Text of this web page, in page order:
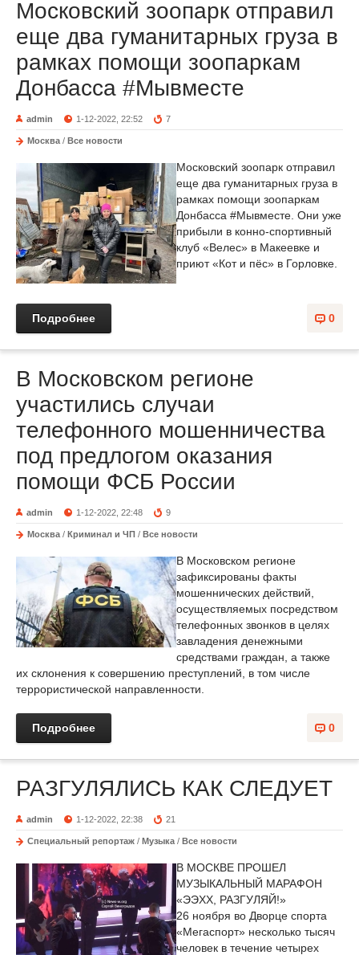
Московский зоопарк отправил
еще два гуманитарных груза в
рамках помощи зоопаркам
Донбасса #Мывместе
admin 1-12-2022, 22:52 7
Москва / Все новости
Московский зоопарк отправил
еще два гуманитарных груза в
рамках помощи зоопаркам
Донбасса #Мывместе. Они уже
прибыли в конно-спортивный
клуб «Велес» в Макеевке и
приют «Кот и пёс» в Горловке.
0
Подробнее
В Московском регионе
участились случаи
телефонного мошенничества
под предлогом оказания
помощи ФСБ России
admin 1-12-2022, 22:48 9
Москва / Криминал и ЧП / Все новости
В Московском регионе
зафиксированы факты
мошеннических действий,
осуществляемых посредством
телефонных звонков в целях
завладения денежными
средствами граждан, а также
их склонения к совершению преступлений, в том числе
террористической направленности.
0
Подробнее
РАЗГУЛЯЛИСЬ КАК СЛЕДУЕТ
admin 1-12-2022, 22:38 21
Специальный репортаж / Музыка / Все новости
В МОСКВЕ ПРОШЕЛ
МУЗЫКАЛЬНЫЙ МАРАФОН
«ЭЭХХ, РАЗГУЛЯЙ!»
26 ноября во Дворце спорта
«Мегаспорт» несколько тысяч
человек в течение четырех